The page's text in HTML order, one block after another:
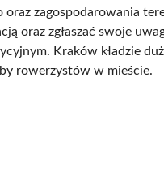
zagospodarowania
oraz zgłaszać swoje
Kraków kładzie
rowerzystów w mieście.